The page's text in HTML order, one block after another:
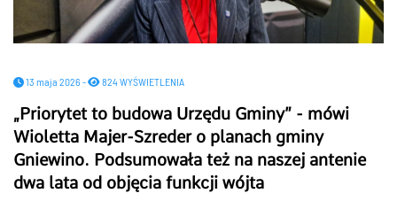
13 maja 2026 - 824 WYŚWIETLENIA
„Priorytet to budowa Urzędu Gminy” - mówi
Wioletta Majer-Szreder o planach gminy
Gniewino. Podsumowała też na naszej antenie
dwa lata od objęcia funkcji wójta